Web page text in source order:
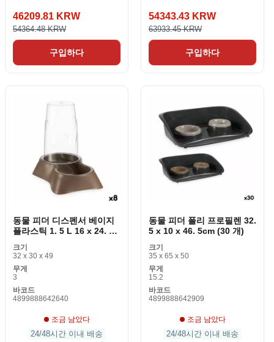
46209.81 KRW
54364.48 KRW
구입하다
54343.43 KRW
63933.45 KRW
구입하다
동물 피더 디스펜서 베이지
플라스틱 1. 5 L 16 x 24. 5
크기
32 x 30 x 49
무게
3
바코드
4899888642640
조금 남았다
24/48시간 이내 배송
동물 피더 폴리 프로필렌 32.
5 x 10 x 46. 5cm (30 개)
크기
35 x 65 x 50
무게
15.2
바코드
4899888642909
조금 남았다
24/48시간 이내 배송